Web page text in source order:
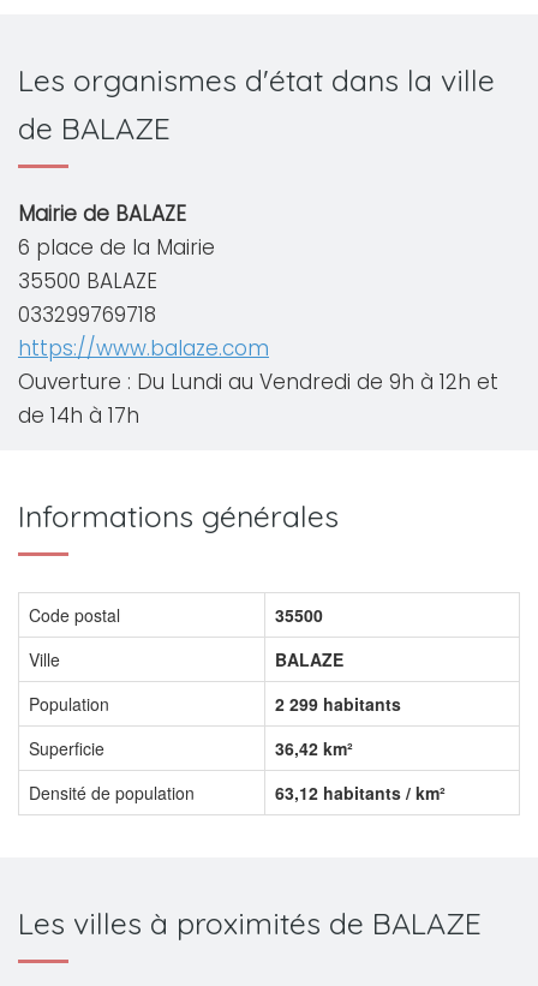
Les organismes d'état dans la ville
de BALAZE
Mairie de BALAZE
6 place de la Mairie
35500 BALAZE
033299769718
https://www.balaze.com
Ouverture : Du Lundi au Vendredi de 9h à 12h et
de 14h à 17h
Informations générales
Code postal
35500
Ville
BALAZE
Population
2 299 habitants
Superficie
36,42 km²
Densité de population
63,12 habitants / km²
Les villes à proximités de BALAZE